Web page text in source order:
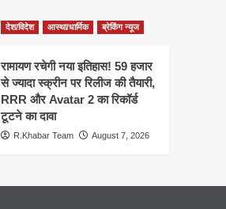
देश/विदेश आस्था/धार्मिक ब्रेकिंग न्यूज
रामायण रचेगी नया इतिहास! 59 हजार
से ज्यादा स्क्रीन पर रिलीज की तैयारी,
RRR और Avatar 2 का रिकॉर्ड
टूटने का दावा
R.Khabar Team August 7, 2026